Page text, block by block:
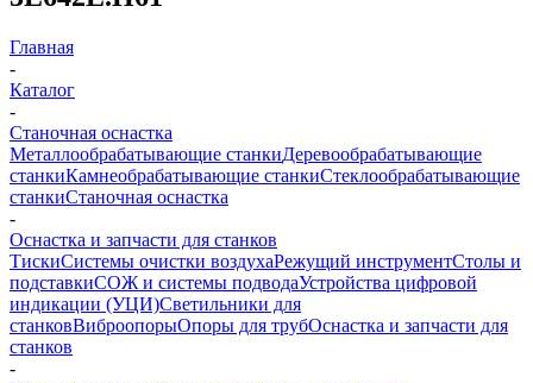
Главная
-
Каталог
-
Станочная оснастка
Металлообрабатывающие станкиДеревообрабатывающие
станкиКамнеобрабатывающие станкиСтеклообрабатывающие
станкиСтаночная оснастка
-
Оснастка и запчасти для станков
ТискиСистемы очистки воздухаРежущий инструментСтолы и
подставкиСОЖ и системы подводаУстройства цифровой
индикации (УЦИ)Светильники для
станковВиброопорыОпоры для трубОснастка и запчасти для
станков
-